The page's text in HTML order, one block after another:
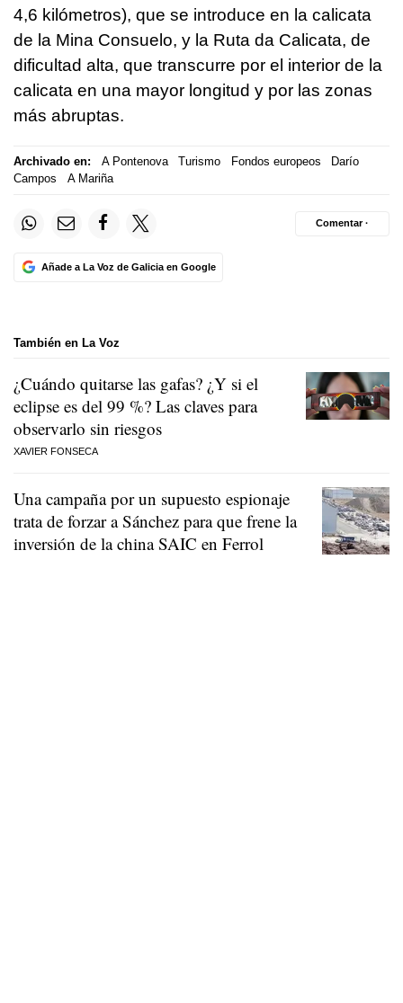
4,6 kilómetros), que se introduce en la calicata
de la Mina Consuelo, y la Ruta da Calicata, de
dificultad alta, que transcurre por el interior de la
calicata en una mayor longitud y por las zonas
más abruptas.
Archivado en: A Pontenova Turismo Fondos europeos
Darío
Campos
A Mariña
Añade a La Voz de Galicia en Google
Comentar ·
También en La Voz
¿Cuándo quitarse las gafas? ¿Y si el
eclipse es del 99 %? Las claves para
observarlo sin riesgos
XAVIER FONSECA
Una campaña por un supuesto espionaje
trata de forzar a Sánchez para que frene la
inversión de la china SAIC en Ferrol